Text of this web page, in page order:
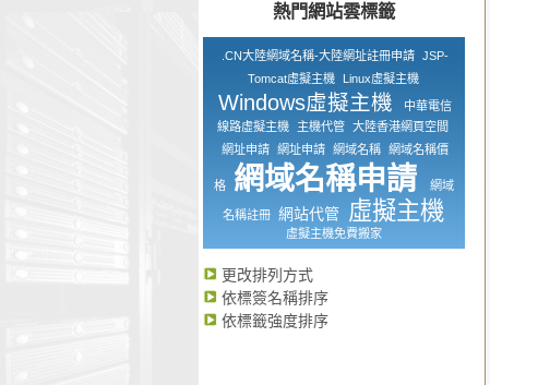
熱門網站雲標籤
.CN大陸網域名稱-大陸網址註冊申請 JSP-
Tomcat虛擬主機
Linux虛擬主機
Windows虛擬主機
中華電信
線路虛擬主機
主機代管 大陸香港網頁空間
網址申請 網址申請 網域名稱 網域名稱價
格 網域名稱申請 網域
名稱註冊 網站代管 虛擬主機
虛擬主機免費搬家
更改排列方式
依標簽名稱排序
依標籤強度排序